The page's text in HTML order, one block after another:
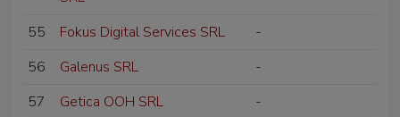
55 Fokus Digital Services SRL
-
56
Galenus SRL
-
57
Getica OOH SRL
-